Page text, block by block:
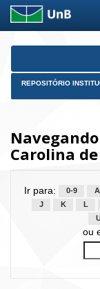
Skip
REPOSITÓRIO
Carolina
Ir para: 0-9 A
J
K L
ou